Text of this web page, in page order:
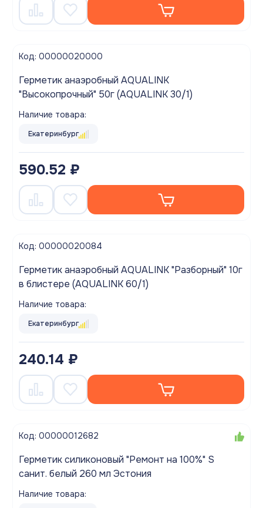
Код: 00000020000
Герметик анаэробный AQUALINK
"Высокопрочный" 50г (AQUALINK 30/1)
Наличие товара:
Екатеринбург
590.52 ₽
Код: 00000020084
Герметик анаэробный AQUALINK "Разборный" 10г
в блистере (AQUALINK 60/1)
Наличие товара:
Екатеринбург
240.14 ₽
Код: 00000012682
Герметик силиконовый "Ремонт на 100%" S
санит. белый 260 мл Эстония
Наличие товара: